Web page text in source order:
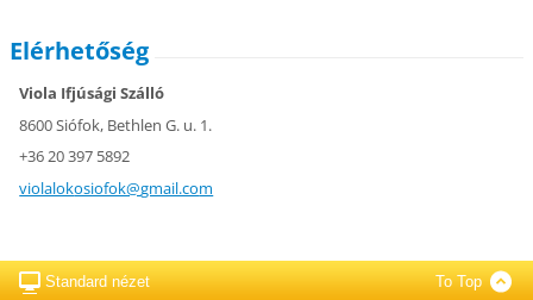
Elérhetőség
Viola Ifjúsági Szálló
8600 Siófok, Bethlen G. u. 1.
+36 20 397 5892
violalokosiofok@gmail.com
Standard nézet To Top